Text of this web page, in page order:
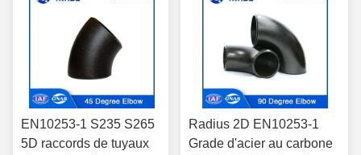
EN10253-1 S235 S265
5D raccords de tuyaux
Radius 2D EN10253-1
Grade d'acier au carbone